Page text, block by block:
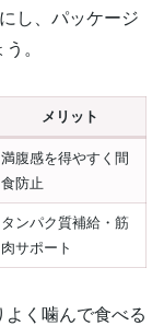
し、パッケージ
。
メリット
満腹感を得やすく間
食防止
タンパク質補給・筋
肉サポート
く噛んで食べる